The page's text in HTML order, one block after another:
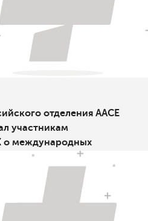
отделения AACE
участникам
международных
управления проектами и